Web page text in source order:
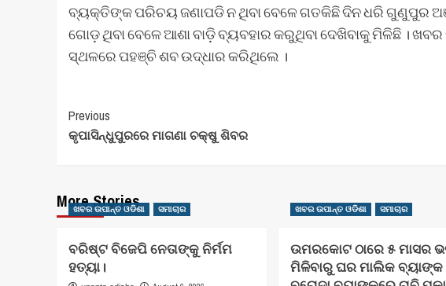
ବ୍ୟକ୍ତିଙ୍କ ପରିଚୟ ଜଣାପଡି ନ ଥିବା ବେଳେ ଗତକିଛି ଦିନ ଧରି ଗୁଣୁପୁର
ଗୋଡ଼ ଥିବା ବେଳେ ଆଶା ବାଡ଼ି ବ୍ୟବହାର କରୁଥିବା ଦେଖିବାକୁ ମିଳିଛି ।
ସ୍ଥଳରେ ପହଞ୍ଚି ଶବ ଉଦ୍ଧାର କରିଥିଲେ ।
Post
Navigation
Previous
କୃପାସିନ୍ଧୁପୁରରେ ମାଗଣା ଚକ୍ଷୁ ଶିବର
More Stories
ଖବର ଉପାନ୍ତ ଓଡିଶା ସମାଚାର
ବରିଷ୍ଟ ବିଜେପି ନେତାଙ୍କୁ ନିର୍ମମ
ହତ୍ୟା।
ଖବର ଉପାନ୍ତ ଓଡିଶା ସମାଚାର
ଉମରକୋଟ ଠାରେ ୫ ମାସର
ମିଳିବାରୁ ଘର ମାଲିକ